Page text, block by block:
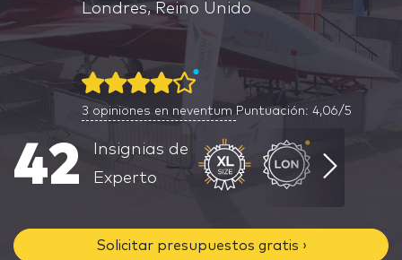
Londres, Reino Unido
3 opiniones en neventum Puntuación: 4,06/5
42
Insignias de
Experto
Solicitar presupuestos gratis ›